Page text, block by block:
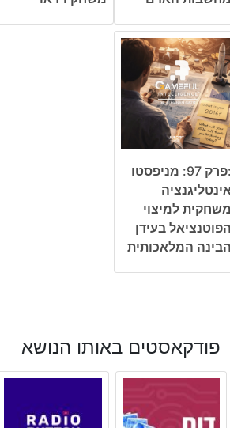
:פרק 97: מניפסטו
למיצוי
בעידן
המלאכותית
פודקאסטים באותו הנושא